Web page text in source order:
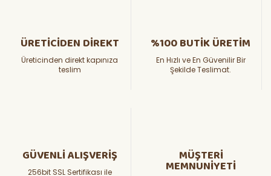
ÜRETİCİDEN DİREKT
Üreticinden direkt kapınıza
teslim
%100 BUTİK ÜRETİM
En Hızlı ve En Güvenilir Bir
Şekilde Teslimat.
GÜVENLİ ALIŞVERİŞ
256bit SSL Sertifikası ile
MÜŞTERİ
MEMNUNİYETİ